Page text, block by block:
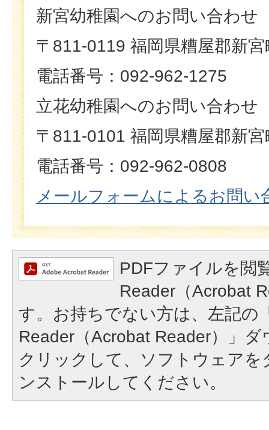
新宮幼稚園へのお問い合わせ
〒811-0119 福岡県糟屋郡新
電話番号：092-962-1275
立花幼稚園へのお問い合わせ
〒811-0101 福岡県糟屋郡新
電話番号：092-962-0808
メールフォームによるお問い
PDFファイルを閲
Reader（Acrobat
す。お持ちでない方は、左記の
Reader（Acrobat Reader）」
クリックして、ソフトウェア
ンストールしてください。